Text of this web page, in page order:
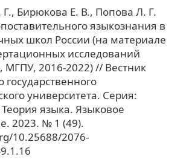
Бирюкова Е. В., Попова Л. Г.
языкознания в
школ России (на материале
исследований
МГПУ, 2016-2022) // Вестник
государственного
университета. Серия:
языка. Языковое
2023. № 1 (49).
10.25688/2076-